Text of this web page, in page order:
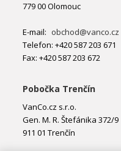
779 00 Olomouc
E-mail: obchod@vanco.cz
Telefon: +420 587 203 671
Fax: +420 587 203 672
Pobočka Trenčín
VanCo.cz s.r.o.
Gen. M. R. Štefánika 372/9
911 01 Trenčín